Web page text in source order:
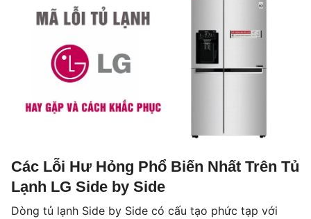
Các Lỗi Hư Hỏng Phổ Biến Nhất Trên Tủ
Lạnh LG Side by Side
Dòng tủ lạnh Side by Side có cấu tạo phức tạp với